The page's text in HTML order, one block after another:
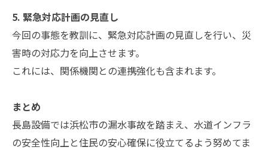
5. 緊急対応計画の見直し
今回の事態を教訓に、緊急対応計画の見直しを行い、災
害時の対応力を向上させます。
これには、関係機関との連携強化も含まれます。
まとめ
長島設備では浜松市の漏水事故を踏まえ、水道インフラ
の安全性向上と住民の安心確保に役立てるよう努めてま